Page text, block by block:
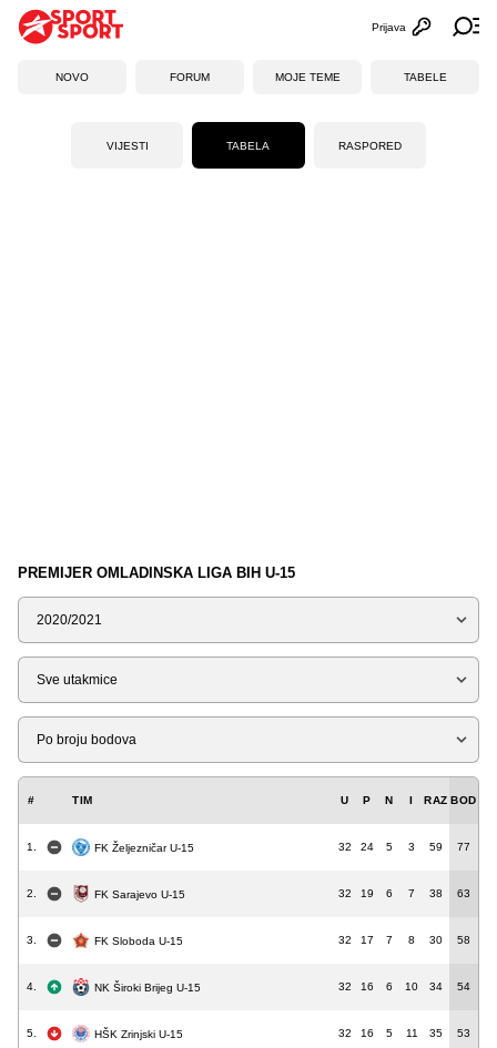
Otvori
Prijava
NOVO FORUM MOJE TEME TABELE
VIJESTI TABELA RASPORED
PREMIJER OMLADINSKA LIGA BIH U-15
Sezona
Tip
Liga
# TIM U P N I RAZ BOD
1. FK Željezničar U-15 32 24 5 3 59 77
2. FK Sarajevo U-15 32 19 6 7 38 63
3. FK Sloboda U-15 32 17 7 8 30 58
4. NK Široki Brijeg U-15 32 16 6 10 34 54
5. HŠK Zrinjski U-15 32 16 5 11 35 53